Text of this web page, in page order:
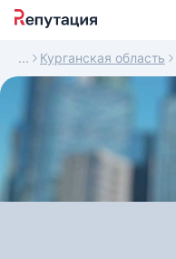
Курганская область